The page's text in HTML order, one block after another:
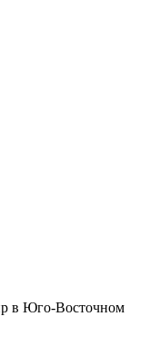
в Юго-Восточном